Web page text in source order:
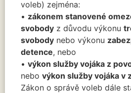
voleb) zejména:
• zákonem stanovené
svobody z důvodu výkonu
svobody nebo výkonu
detence, nebo
• výkon služby vojáka z
nebo výkon služby vojáka v
Zákon o správě voleb dále